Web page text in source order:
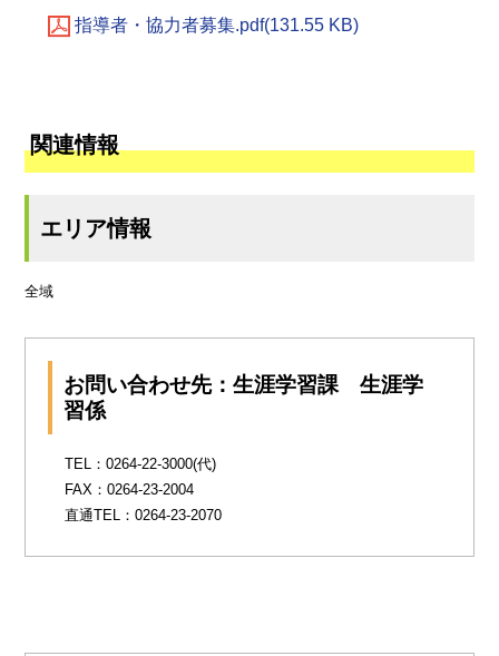
指導者・協力者募集.pdf(131.55 KB)
関連情報
エリア情報
全域
お問い合わせ先：生涯学習課 生涯学
習係
TEL：0264-22-3000(代)
FAX：0264-23-2004
直通TEL：0264-23-2070